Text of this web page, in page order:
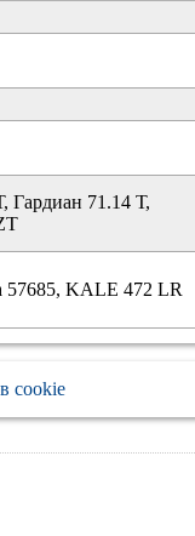
Гардиан 71.14 Т,
57685, KALE 472 LR
cookie